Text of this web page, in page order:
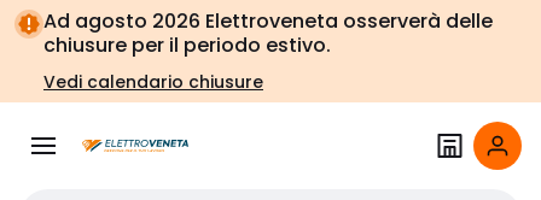
Vai alla
navigazione
Vai
alla
pagina
Ad agosto 2026 Elettroveneta osserverà delle
chiusure per il periodo estivo.
Vedi calendario chiusure